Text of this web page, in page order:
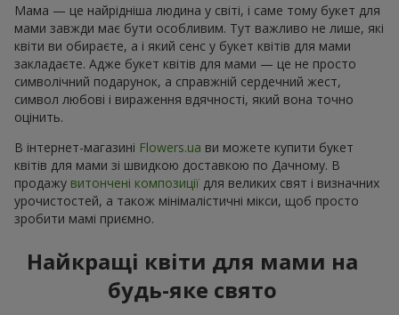
Мама — це найрідніша людина у світі, і саме тому букет для
мами завжди має бути особливим. Тут важливо не лише, які
квіти ви обираєте, а і який сенс у букет квітів для мами
закладаєте. Адже букет квітів для мами — це не просто
символічний подарунок, а справжній сердечний жест,
символ любові і вираження вдячності, який вона точно
оцінить.
В інтернет-магазині Flowers.ua ви можете купити букет
квітів для мами зі швидкою доставкою по Дачному. В
продажу витончені композиції для великих свят і визначних
урочистостей, а також мінімалістичні мікси, щоб просто
зробити мамі приємно.
Найкращі квіти для мами на
будь-яке свято